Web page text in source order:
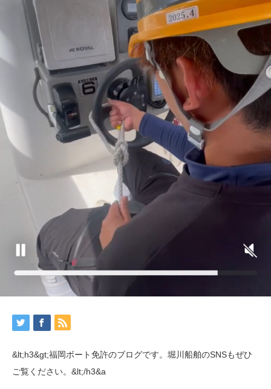
&lt;h3&gt;福岡ボート免許のブログです。堀川船舶のSNSもぜひ
ご覧ください。&lt;/h3&a